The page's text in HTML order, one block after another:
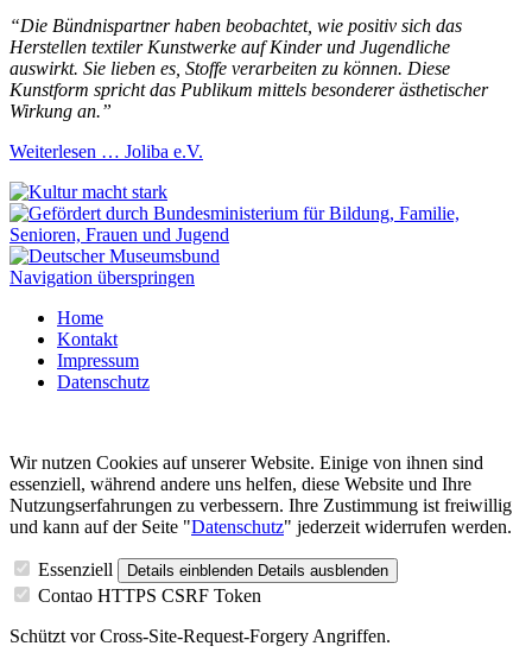
“Die Bündnispartner haben beobachtet, wie positiv sich das
Herstellen textiler Kunstwerke auf Kinder und Jugendliche
auswirkt. Sie lieben es, Stoffe verarbeiten zu können. Diese
Kunstform spricht das Publikum mittels besonderer ästhetischer
Wirkung an.”
Weiterlesen … Joliba e.V.
Navigation überspringen
Home
Kontakt
Impressum
Datenschutz
Wir nutzen Cookies auf unserer Website. Einige von ihnen sind
essenziell, während andere uns helfen, diese Website und Ihre
Nutzungserfahrungen zu verbessern. Ihre Zustimmung ist freiwillig
und kann auf der Seite "Datenschutz" jederzeit widerrufen werden.
Essenziell Details einblenden Details ausblenden
Contao HTTPS CSRF Token
Schützt vor Cross-Site-Request-Forgery Angriffen.